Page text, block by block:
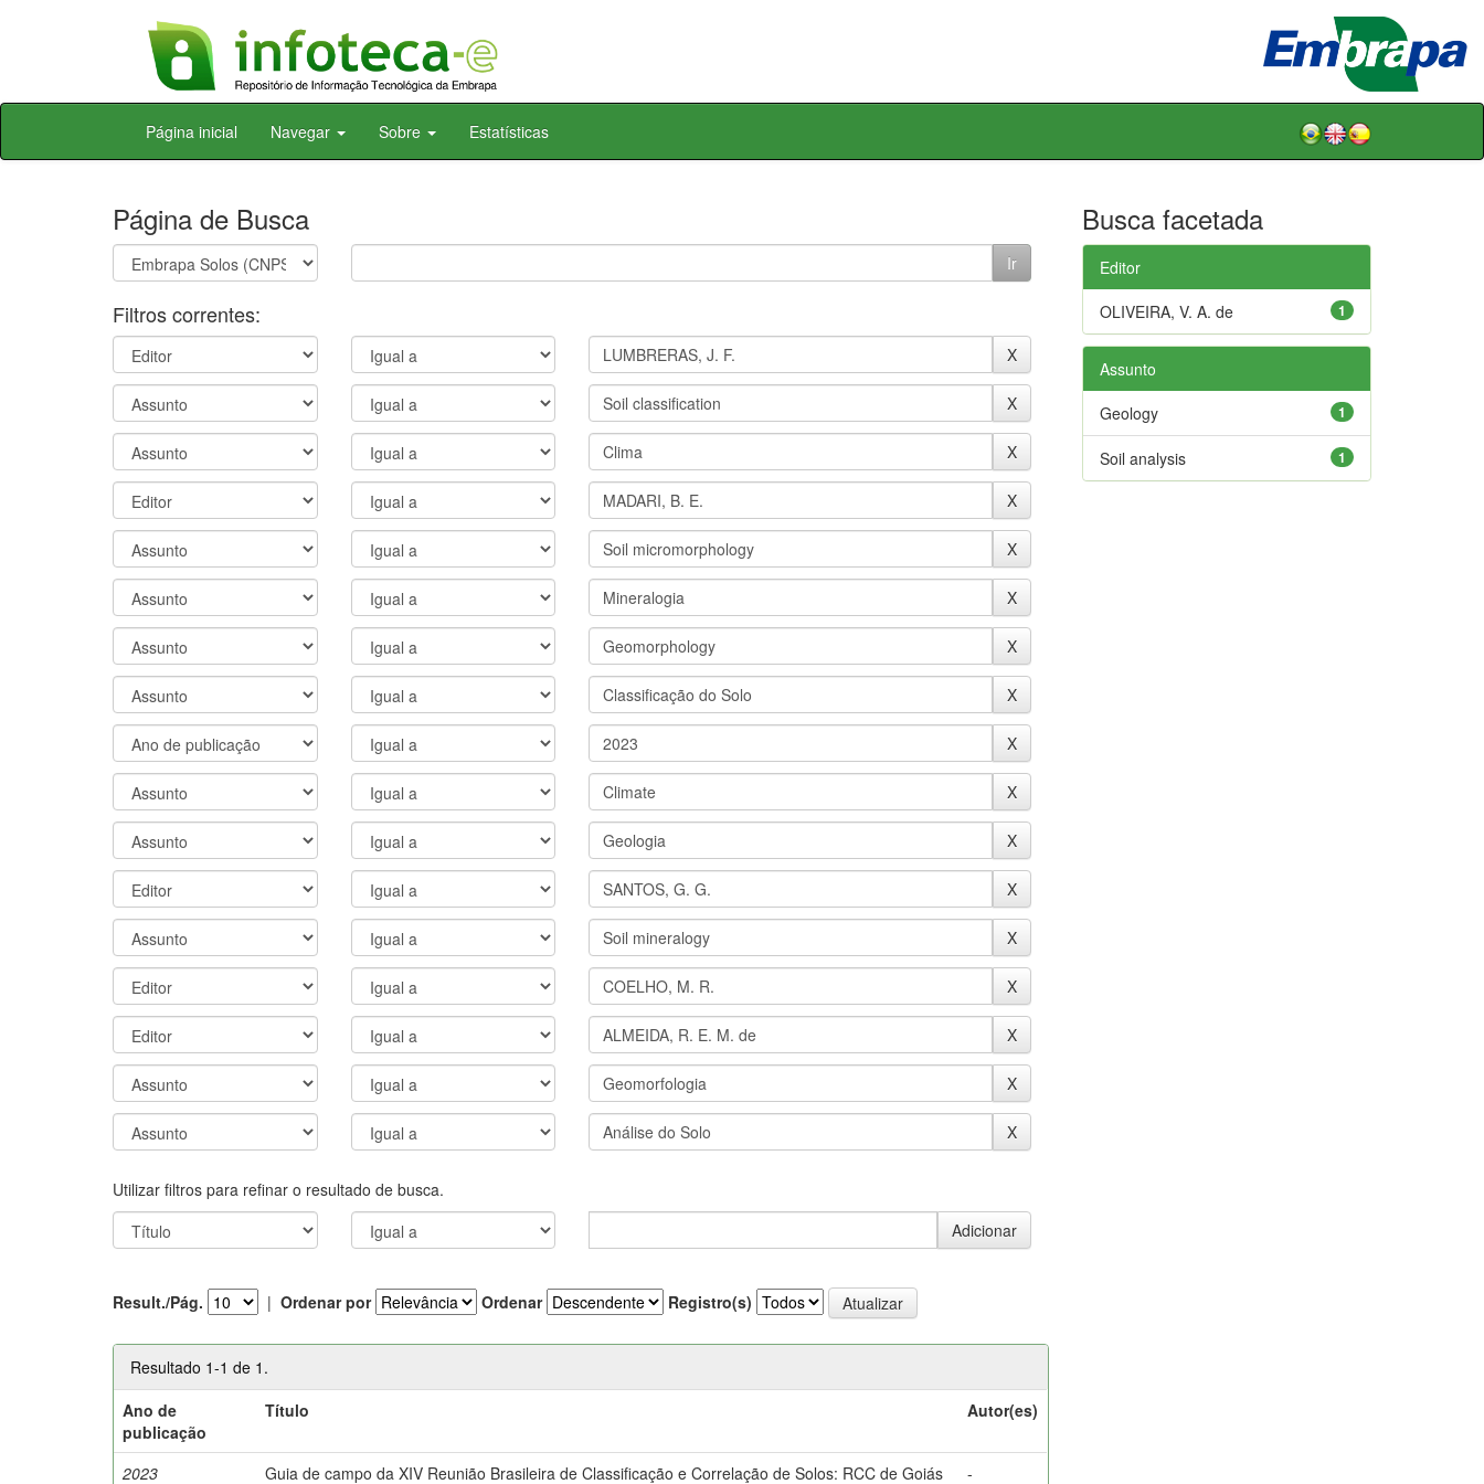
Skip
Página inicial Navegar Sobre Estatísticas
Página de Busca
Filtros correntes:
Utilizar filtros para refinar o resultado de busca.
Result./Pág. | Ordenar por Ordenar Registro(s)
Resultado 1-1 de 1.
Ano de
publicação
Título Autor(es)
2023
Guia de campo da XIV Reunião Brasileira de Classificação e Correlação de Solos: RCC de Goiás
-
Busca facetada
Editor
1
OLIVEIRA, V. A. de
Assunto
1
Geology
1
Soil analysis